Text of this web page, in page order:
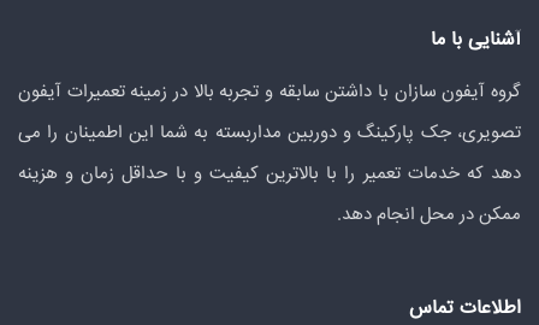
آشنایی با ما
گروه آیفون سازان با داشتن سابقه و تجربه بالا در زمینه تعمیرات آیفون
تصویری، جک پارکینگ و دوربین مداربسته به شما این اطمینان را می
دهد که خدمات تعمیر را با بالاترین کیفیت و با حداقل زمان و هزینه
ممکن در محل انجام دهد.
اطلاعات تماس